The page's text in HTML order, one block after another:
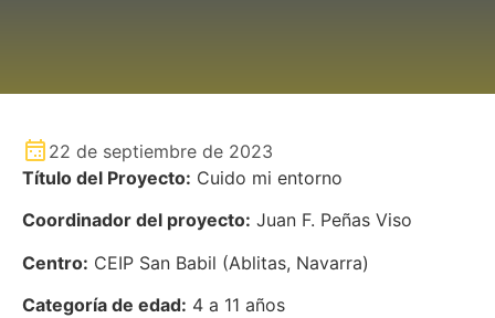
22 de septiembre de 2023
Título del Proyecto: Cuido mi entorno
Coordinador del proyecto: Juan F. Peñas Viso
Centro: CEIP San Babil (Ablitas, Navarra)
Categoría de edad: 4 a 11 años